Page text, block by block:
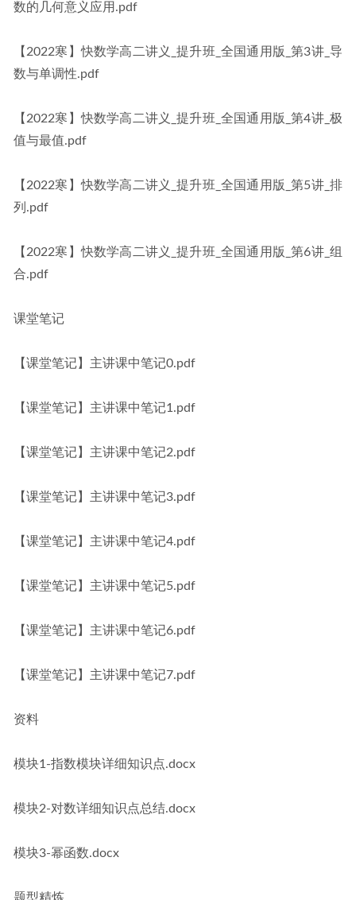
数的几何意义应用.pdf
【2022寒】快数学高二讲义_提升班_全国通用版_第3讲_导
数与单调性.pdf
【2022寒】快数学高二讲义_提升班_全国通用版_第4讲_极
值与最值.pdf
【2022寒】快数学高二讲义_提升班_全国通用版_第5讲_排
列.pdf
【2022寒】快数学高二讲义_提升班_全国通用版_第6讲_组
合.pdf
课堂笔记
【课堂笔记】主讲课中笔记0.pdf
【课堂笔记】主讲课中笔记1.pdf
【课堂笔记】主讲课中笔记2.pdf
【课堂笔记】主讲课中笔记3.pdf
【课堂笔记】主讲课中笔记4.pdf
【课堂笔记】主讲课中笔记5.pdf
【课堂笔记】主讲课中笔记6.pdf
【课堂笔记】主讲课中笔记7.pdf
资料
模块1-指数模块详细知识点.docx
模块2-对数详细知识点总结.docx
模块3-幂函数.docx